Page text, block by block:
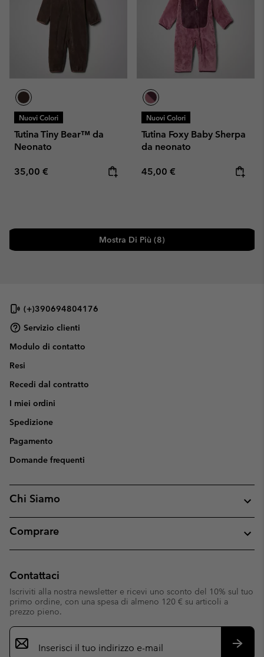
Nuovi Colori
Tutina Tiny Bear™ da
Neonato
Regular price:
35,00 €
Nuovi Colori
Tutina Foxy Baby Sherpa
da neonato
Regular price:
45,00 €
Mostra Di Più (8)
(+)390694804176
Servizio clienti
Modulo di contatto
Resi
Recedi dal contratto
I miei ordini
Spedizione
Pagamento
Domande frequenti
Chi Siamo
Comprare
Contattaci
Iscriviti alla nostra newsletter e ricevi uno sconto del 10% sul tuo
primo ordine, con una spesa di almeno 120 € su articoli a
prezzo pieno.
Iscrizione
e-